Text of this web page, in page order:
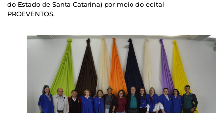
do Estado de Santa Catarina) por meio do edital
PROEVENTOS.